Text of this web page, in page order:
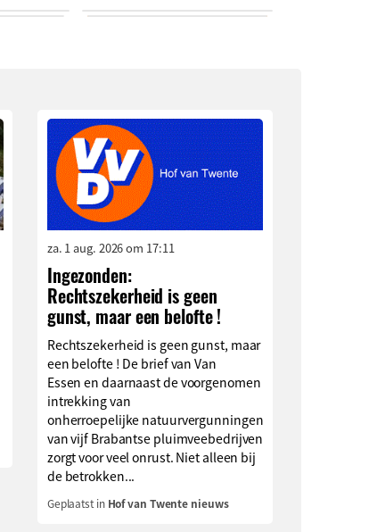
za. 1 aug. 2026 om 17:11
Ingezonden:
Rechtszekerheid is geen
gunst, maar een belofte !
Rechtszekerheid is geen gunst, maar
een belofte ! De brief van Van
Essen en daarnaast de voorgenomen
intrekking van
onherroepelijke natuurvergunningen
van vijf Brabantse pluimveebedrijven
zorgt voor veel onrust. Niet alleen bij
de betrokken...
Geplaatst in Hof van Twente nieuws